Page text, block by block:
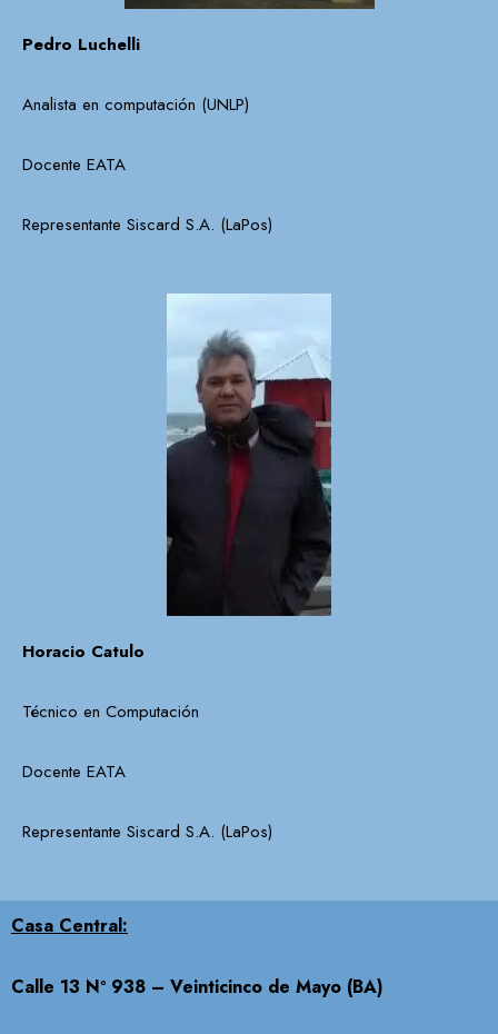
Pedro Luchelli
Analista en computación (UNLP)
Docente EATA
Representante Siscard S.A. (LaPos)
Horacio Catulo
Técnico en Computación
Docente EATA
Representante Siscard S.A. (LaPos)
Casa Central:
Calle 13 Nº 938 – Veinticinco de Mayo (BA)